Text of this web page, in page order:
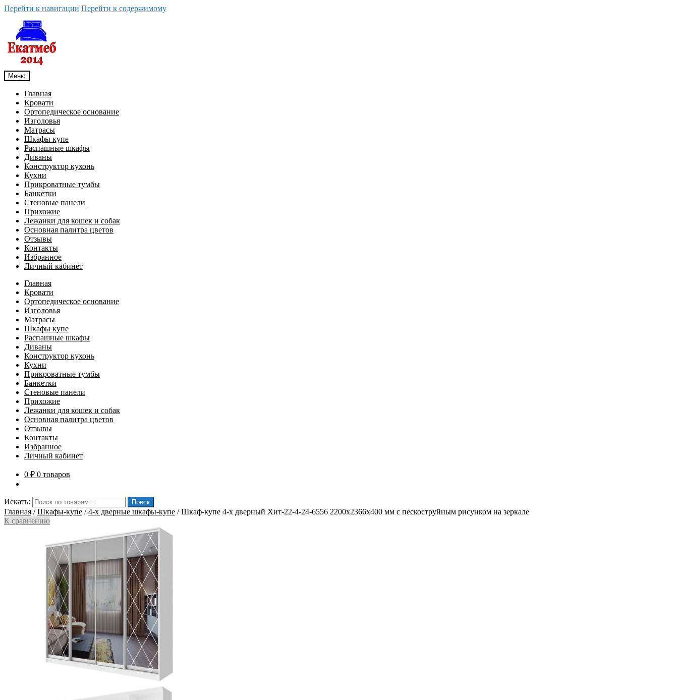
Перейти к навигации Перейти к содержимому
Меню
Главная
Кровати
Ортопедическое основание
Изголовья
Матрасы
Шкафы купе
Распашные шкафы
Диваны
Конструктор кухонь
Кухни
Прикроватные тумбы
Банкетки
Стеновые панели
Прихожие
Лежанки для кошек и собак
Основная палитра цветов
Отзывы
Контакты
Избранное
Личный кабинет
Главная
Кровати
Ортопедическое основание
Изголовья
Матрасы
Шкафы купе
Распашные шкафы
Диваны
Конструктор кухонь
Кухни
Прикроватные тумбы
Банкетки
Стеновые панели
Прихожие
Лежанки для кошек и собак
Основная палитра цветов
Отзывы
Контакты
Избранное
Личный кабинет
0 ₽ 0 товаров
Искать: Поиск
Главная /Шкафы-купе /4-х дверные шкафы-купе /Шкаф-купе 4-х дверный Хит-22-4-24-6556 2200x2366x400 мм с пескоструйным рисунком на зеркале
К сравнению